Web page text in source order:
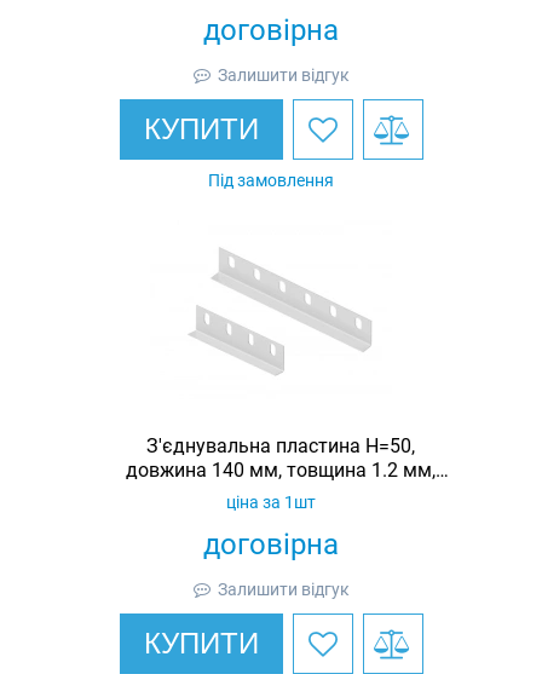
договірна
Залишити відгук
КУПИТИ
Під замовлення
З'єднувальна пластина H=50,
довжина 140 мм, товщина 1.2 мм,
оцинкована, Ardic
договірна
ціна за 1шт
Залишити відгук
КУПИТИ